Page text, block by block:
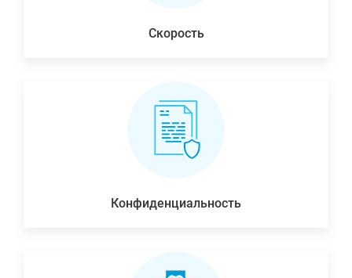
Скорость
Конфиденциальность